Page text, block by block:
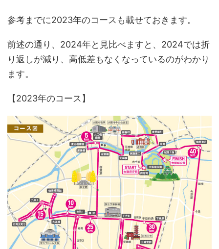
参考までに2023年のコースも載せておきます。
前述の通り、2024年と見比べますと、2024では折
り返しが減り、高低差もなくなっているのがわかり
ます。
【2023年のコース】